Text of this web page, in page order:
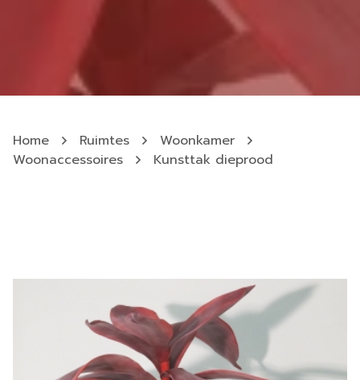
Home Ruimtes
Woonkamer
Woonaccessoires
Kunsttak dieprood